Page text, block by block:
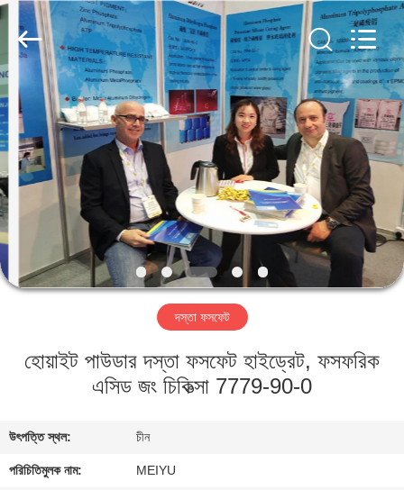
বাড়ি
পণ্য
ভিডিও
আমাদের
সম্বন্ধে
কারখানা
গুণমান
নিয়ন্ত্রণ
chemical
co.,ltd.
Rights
Reserved.
Developed
by
ECER
দস্তা ফসফেট
হোয়াইট পাউডার দস্তা ফসফেট হাইড্রেট, ফসফরিক
এসিড জং চিকিত্সা 7779-90-0
উৎপত্তি স্থল: চীন
পরিচিতিমুলক নাম: MEIYU